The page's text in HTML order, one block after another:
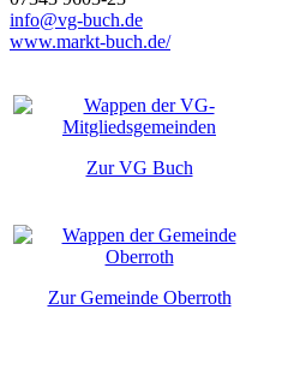
info@vg-buch.de
www.markt-buch.de/
Zur VG Buch
Zur Gemeinde Oberroth